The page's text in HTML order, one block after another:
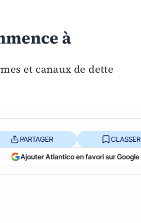
à
et canaux de dette
PARTAGER CLASSER
Ajouter Atlantico en favori sur Google